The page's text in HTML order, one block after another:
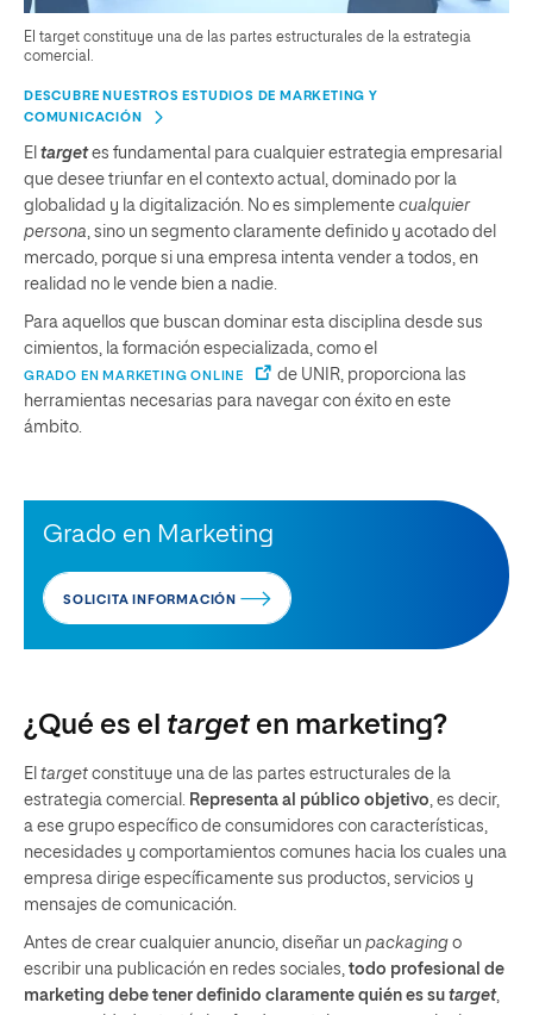
El target constituye una de las partes estructurales de la estrategia
comercial.
DESCUBRE NUESTROS ESTUDIOS DE MARKETING Y
COMUNICACIÓN
El targetes fundamental para cualquier estrategia empresarial
que desee triunfar en el contexto actual, dominado por la
globalidad y la digitalización. No es simplemente cualquier
persona , sino un segmento claramente definido y acotado del
mercado, porque si una empresa intenta vender a todos, en
realidad no le vende bien a nadie.
Para aquellos que buscan dominar esta disciplina desde sus
cimientos, la formación especializada, como el
GRADO EN MARKETING ONLINE
de UNIR, proporciona las
herramientas necesarias para navegar con éxito en este
ámbito.
Grado en Marketing
SOLICITA INFORMACIÓN
¿Qué es el targeten marketing?
El target constituye una de las partes estructurales de la
estrategia comercial.
Representa al público objetivo , es decir,
a ese grupo específico de consumidores con características,
necesidades y comportamientos comunes hacia los cuales una
empresa dirige específicamente sus productos, servicios y
mensajes de comunicación.
Antes de crear cualquier anuncio, diseñar un packaging o
escribir una publicación en redes sociales, todo profesional de
marketing debe tener definido claramente quién es su target,